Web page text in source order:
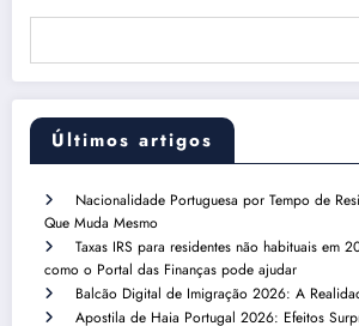
Últimos artigos
Nacionalidade Portuguesa por Tempo de
Que Muda Mesmo
Taxas IRS para residentes não habituais em
como o Portal das Finanças pode ajudar
Balcão Digital de Imigração 2026: A
Apostila de Haia Portugal 2026: Efeitos